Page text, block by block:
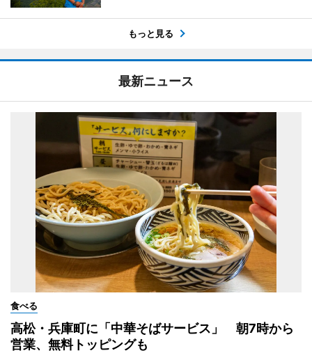
もっと見る
最新ニュース
食べる
高松・兵庫町に「中華そばサービス」 朝7時から
営業、無料トッピングも